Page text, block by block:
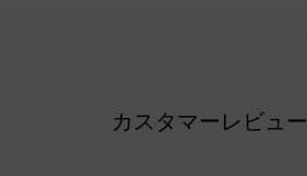
カスタマーレビュー